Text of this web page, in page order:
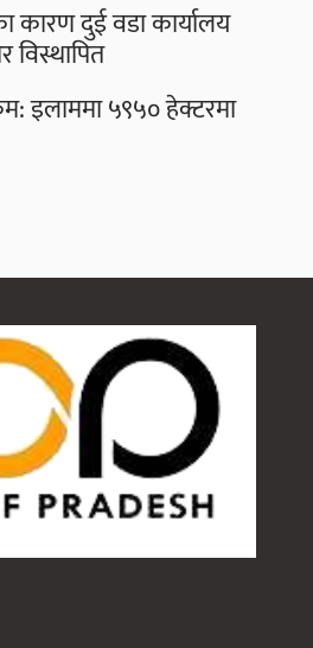
कारण दुई वडा कार्यालय
विस्थापित
इलाममा ५९५० हेक्टरमा